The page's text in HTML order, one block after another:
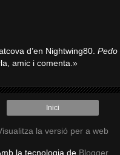
d’en Nightwing80. Pedo
amic i comenta.»
Inici
la versió per a web
la tecnologia de Blogger.